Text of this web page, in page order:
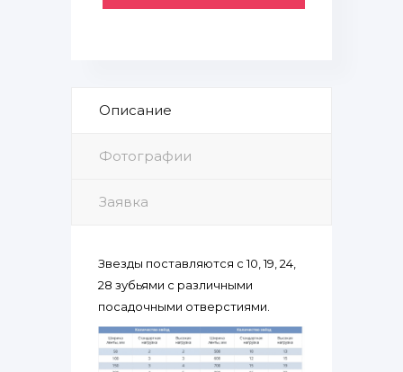
Описание
Фотографии
Заявка
Звезды поставляются с 10, 19, 24,
28 зубьями с различными
посадочными отверстиями.